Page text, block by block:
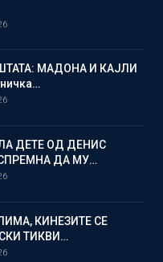
МАДОНА И КАЈЛИ
ДЕТЕ ОД ДЕНИС
ДА МУ…
КИНЕЗИТЕ СЕ
ТИКВИ…